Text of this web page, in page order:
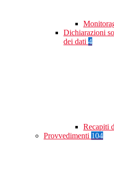
Dichiarazioni
dei dati 4
Recapiti
Provvedimenti 104